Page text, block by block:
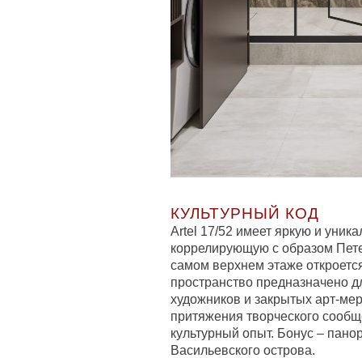
КУЛЬТУРНЫЙ КОД
Artel 17/52 имеет яркую и
коррелирующую с образом
самом верхнем этаже
пространство предназначено
художников и закрытых арт-
притяжения творческого
культурный опыт. Бонус –
Васильевского острова.